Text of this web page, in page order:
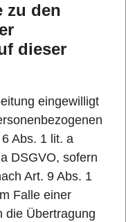
zu den
dieser
eingewilligt
Abs. 1 lit. a
DSGVO, sofern
Art. 9 Abs. 1
Falle einer
die Übertragung